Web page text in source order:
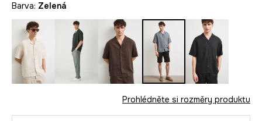
Barva: zelená
Prohlédněte si rozměry produktu